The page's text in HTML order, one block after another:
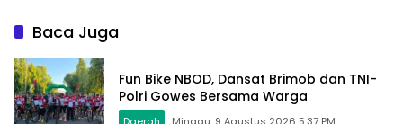
Baca Juga
Fun Bike NBOD, Dansat Brimob dan TNI-
Polri Gowes Bersama Warga